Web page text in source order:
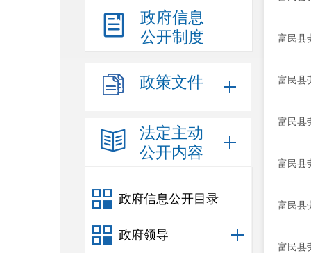
政府信息
公开制度
政策文件
法定主动
公开内容
政府信息公开目录
政府领导
富民县
富民县
富民县
富民县
富民县
富民县